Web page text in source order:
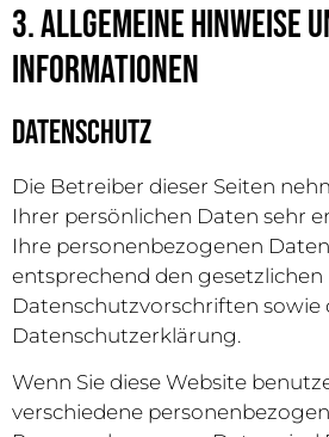
3. Allgemeine
informationen
Datenschutz
Die Betreiber dieser Seiten
Ihrer persönlichen Daten sehr
Ihre personenbezogenen
entsprechend den gesetzlichen
Datenschutzvorschriften sowie
Datenschutzerklärung.
Wenn Sie diese Website
verschiedene